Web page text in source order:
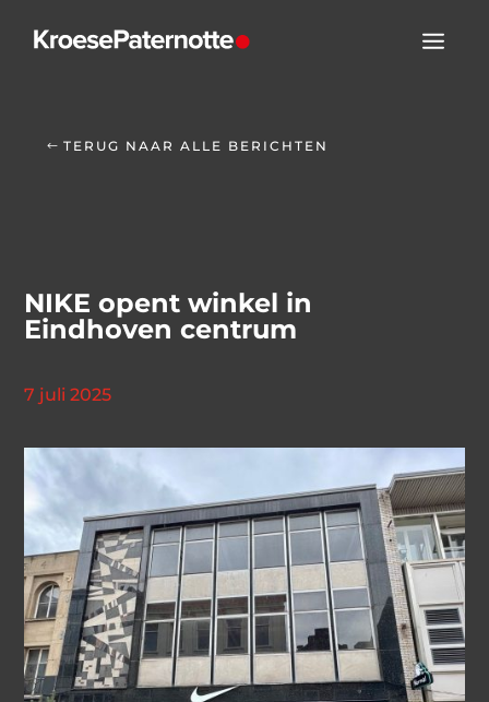
TERUG NAAR ALLE BERICHTEN
NIKE opent winkel in
Eindhoven centrum
7 juli 2025